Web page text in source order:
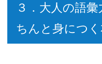
３．大人の語
ちんと身につ